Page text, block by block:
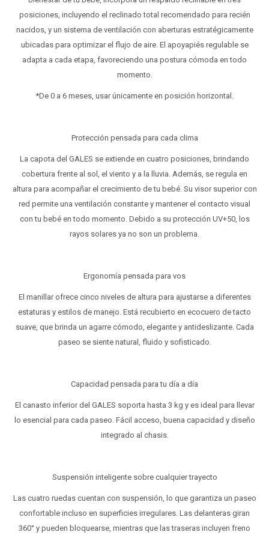
posiciones, incluyendo el reclinado total recomendado para recién
nacidos, y un sistema de ventilación con aberturas estratégicamente
ubicadas para optimizar el flujo de aire. El apoyapiés regulable se
adapta a cada etapa, favoreciendo una postura cómoda en todo
momento.
*De 0 a 6 meses, usar únicamente en posición horizontal.
Protección pensada para cada clima
La capota del GALES se extiende en cuatro posiciones, brindando
cobertura frente al sol, el viento y a la lluvia. Además, se regula en
altura para acompañar el crecimiento de tu bebé. Su visor superior con
red permite una ventilación constante y mantener el contacto visual
con tu bebé en todo momento. Debido a su protección UV+50, los
rayos solares ya no son un problema.
Ergonomía pensada para vos
El manillar ofrece cinco niveles de altura para ajustarse a diferentes
estaturas y estilos de manejo. Está recubierto en ecocuero de tacto
suave, que brinda un agarre cómodo, elegante y antideslizante. Cada
paseo se siente natural, fluido y sofisticado.
Capacidad pensada para tu día a día
El canasto inferior del GALES soporta hasta 3 kg y es ideal para llevar
lo esencial para cada paseo. Fácil acceso, buena capacidad y diseño
integrado al chasis.
Suspensión inteligente sobre cualquier trayecto
Las cuatro ruedas cuentan con suspensión, lo que garantiza un paseo
confortable incluso en superficies irregulares. Las delanteras giran
360° y pueden bloquearse, mientras que las traseras incluyen freno